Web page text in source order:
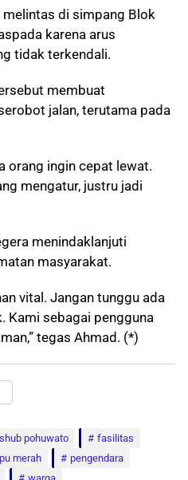
di simpang Blok
karena arus
tidak terkendali.
membuat
jalan, terutama pada
orang ingin cepat lewat.
mengatur, justru jadi
menindaklanjuti
masyarakat.
vital. Jangan tunggu ada
Kami sebagai pengguna
tegas Ahmad. (*)
pohuwato
fasilitas
merah
pengendara